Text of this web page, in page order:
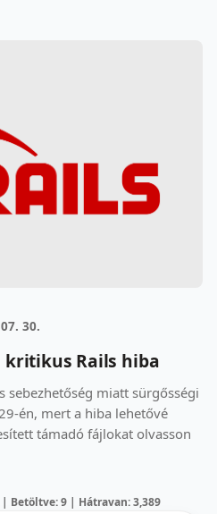
30.
kritikus Rails hiba
sebezhetőség miatt sürgősségi
én, mert a hiba lehetővé
támadó fájlokat olvasson
| Betöltve: 9 | Hátravan: 3,389